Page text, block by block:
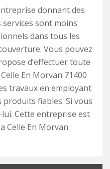
donnant des
sont moins
dans tous les
Vous pouvez
d’effectuer toute
En Morvan 71400
travaux en employant
fiables. Si vous
Cette entreprise est
Celle En Morvan